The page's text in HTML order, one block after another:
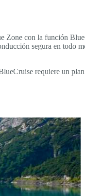
Zone con la función
segura en todo
requiere un